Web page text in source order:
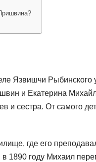
Язвишчи Рыбинского
и Екатерина
и сестра. От самого
где его
1890 году Михаил